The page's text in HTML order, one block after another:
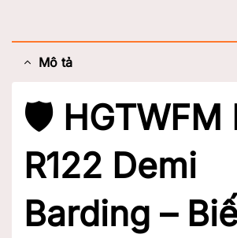
Mô tả
🛡️ HGTWFM
R122 Demi
Barding –